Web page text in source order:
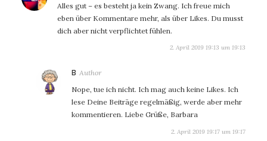
Alles gut – es besteht ja kein Zwang. Ich freue mich
eben über Kommentare mehr, als über Likes. Du musst
dich aber nicht verpflichtet fühlen.
2. April 2019 19:13 um 19:13
B sagt:
Nope, tue ich nicht. Ich mag auch keine Likes. Ich
lese Deine Beiträge regelmäßig, werde aber mehr
kommentieren. Liebe Grüße, Barbara
2. April 2019 19:17 um 19:17